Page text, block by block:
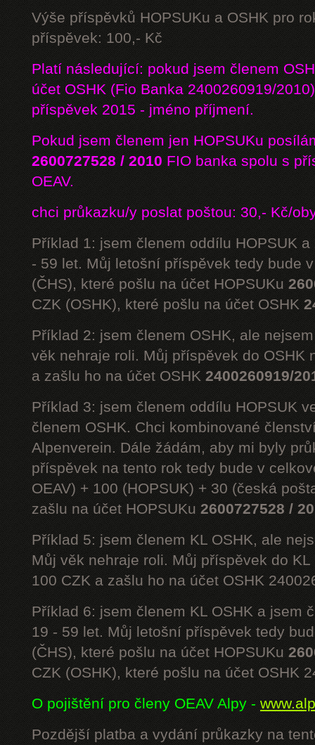
Výše příspěvků HOPSUKu a OSHK pro
příspěvek: 100,- Kč
Platí následující: pokud jsem členem
účet OSHK (Fio Banka 2400260919/
příspěvek 2015 - jméno příjmení.
Pokud jsem členem jen HOPSUKu
2600727528 / 2010 FIO banka spolu s
OEAV.
chci průkazku/y poslat poštou: 30,- Kč/
Příklad 1: jsem členem oddílu HOPSUK
- 59 let. Můj letošní příspěvek tedy bude
(ČHS), které pošlu na účet HOPSUKu
CZK (OSHK), které pošlu na účet OSHK
Příklad 2: jsem členem OSHK, ale
věk nehraje roli. Můj příspěvek do OSHK
a zašlu ho na účet OSHK 2400260919/
Příklad 3: jsem členem oddílu HOPSUK
členem OSHK. Chci kombinované
Alpenverein. Dále žádám, aby mi byly
příspěvek na tento rok tedy bude v
OEAV) + 100 (HOPSUK) + 30 (česká
zašlu na účet HOPSUKu 2600727528 /
Příklad 5: jsem členem KL OSHK, ale
Můj věk nehraje roli. Můj příspěvek do
100 CZK a zašlu ho na účet OSHK
Příklad 6: jsem členem KL OSHK a jsem
19 - 59 let. Můj letošní příspěvek tedy
(ČHS), které pošlu na účet HOPSUKu
CZK (OSHK), které pošlu na účet OSHK
O pojištění pro členy OEAV Alpy -
Pozdější platba a vydání průkazky na